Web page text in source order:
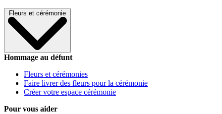
Fleurs et cérémonie
Hommage au défunt
Fleurs et cérémonies
Faire livrer des fleurs pour la cérémonie
Créer votre espace cérémonie
Pour vous aider